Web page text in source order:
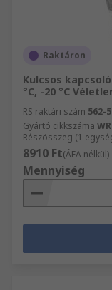
Raktáron
Kulcsos
°C, -20 °C
RS raktári szám 562-
Gyártó cikkszáma
Részösszeg (1
8910 Ft(ÁFA nélkül)
Mennyiség